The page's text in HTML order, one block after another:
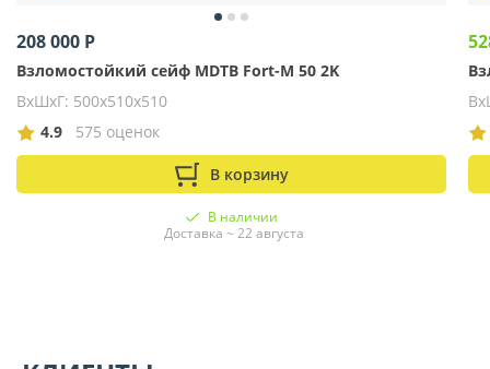
208 000 Р
Взломостойкий сейф MDTB Fort-M 50 2K
ВхШхГ: 500х510х510
4.9
575 оценок
В корзину
В наличии
Доставка ~ 22 августа